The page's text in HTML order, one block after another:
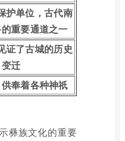
护单位，古代南
重要通道之一
证了古城的历史
变迁
奉着各种神祇
彝族文化的重要